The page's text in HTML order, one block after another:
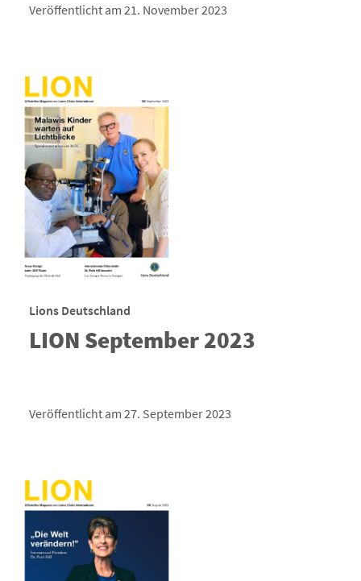
Veröffentlicht am 21. November 2023
Lions Deutschland
LION September 2023
Veröffentlicht am 27. September 2023